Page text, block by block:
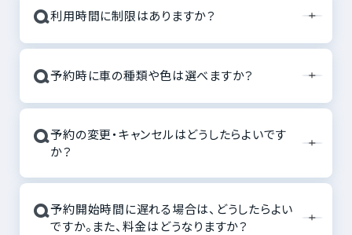
Q利用時間に制限はありますか？
Q予約時に車の種類や色は選べますか？
Q予約の変更・キャンセルはどうしたらよいです
か？
Q予約開始時間に遅れる場合は、どうしたらよい
ですか。また、料金はどうなりますか？